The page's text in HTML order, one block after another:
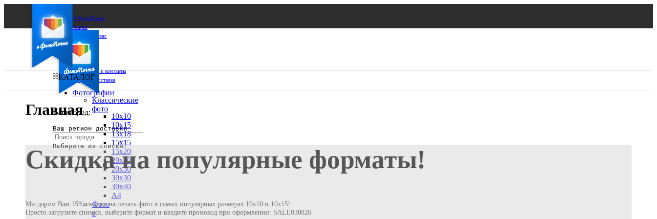
О ФотоПочте
Акции
Сделаем за вас
Бизнесу
FAQ
Франшиза
Поддержка и контакты
Оплата и доставка
Ваш город:
Ваш регион доставки
Выберите из списка:
КАТАЛОГ
Фотографии
Классические
фото
10х10
10х15
13х18
15х15
15х20
20х20
20х30
30х30
30х40
А4
Фото
в
Главная
Скидка на популярные форматы!
Мы дарим Вам 15% скидку на печать фото в самых популярных размерах 10х10 и 10х15!
Просто загрузите снимки, выберите формат и введите промокод при оформлении: SALE030826